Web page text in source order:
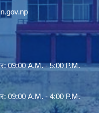
09:00 A.M. - 5:00 P.M.
09:00 A.M. - 4:00 P.M.